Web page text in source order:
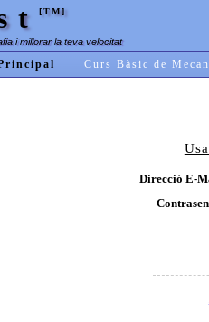
[TM]
i millorar la teva velocitat
Curs Bàsic de
Direcció E-